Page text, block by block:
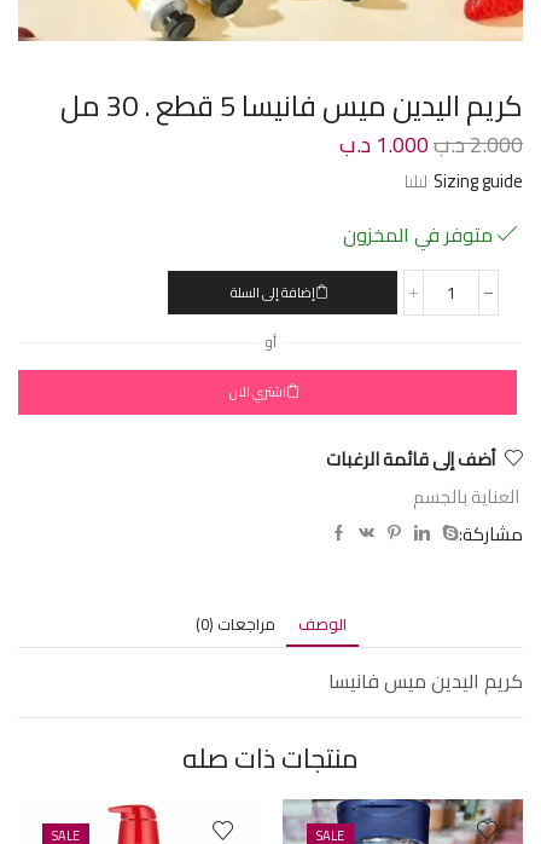
كريم اليدين ميس فانيسا 5 قطع . 30 مل
2.000د.ب1.000د.ب
Sizing guide
متوفر في المخزون
إضافة إلى السلة
أو
اشتري الان
أضف إلى قائمة الرغبات
العناية بالجسم
مشاركة:
الوصف مراجعات (0)
كريم اليدين ميس فانيسا
منتجات ذات صله
SALE
SALE